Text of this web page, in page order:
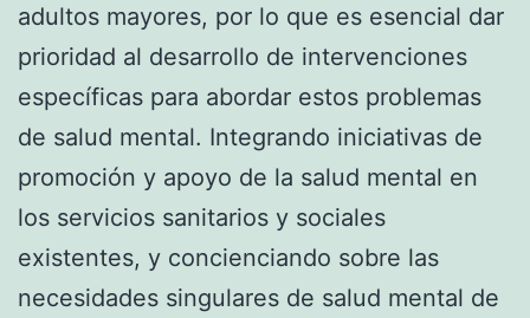
adultos mayores, por lo que es esencial dar
prioridad al desarrollo de intervenciones
específicas para abordar estos problemas
de salud mental. Integrando iniciativas de
promoción y apoyo de la salud mental en
los servicios sanitarios y sociales
existentes, y concienciando sobre las
necesidades singulares de salud mental de